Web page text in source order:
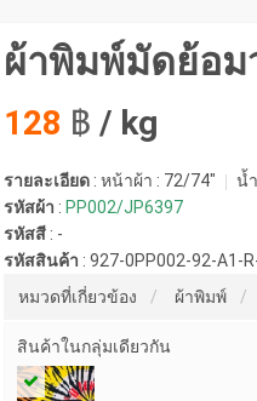
ผ้าพิมพ์มัดย้อม
128 ฿ / kg
รายละเอียด : หน้าผ้า : 72/74"
น้
รหัสผ้า : PP002/JP6397
รหัสสี : -
รหัสสินค้า : 927-0PP002-92-A1-
หมวดที่เกี่ยวข้อง
ผ้าพิมพ์
สินค้าในกลุ่มเดียวกัน